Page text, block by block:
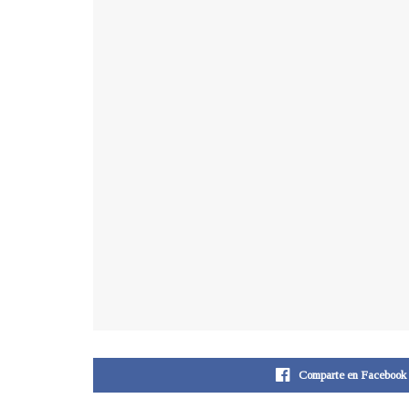
Comparte en Facebook